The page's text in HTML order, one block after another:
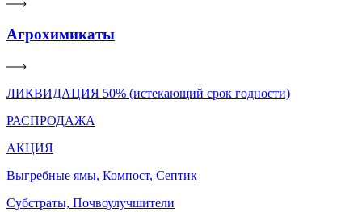
Агрохимикаты
ЛИКВИДАЦИЯ 50% (истекающий срок годности)
РАСПРОДАЖА
АКЦИЯ
Выгребные ямы, Компост, Септик
Субстраты, Почвоулучшители